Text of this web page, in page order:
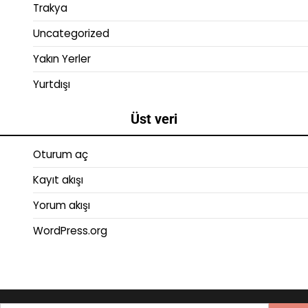
Trakya
Uncategorized
Yakın Yerler
Yurtdışı
Üst veri
Oturum aç
Kayıt akışı
Yorum akışı
WordPress.org